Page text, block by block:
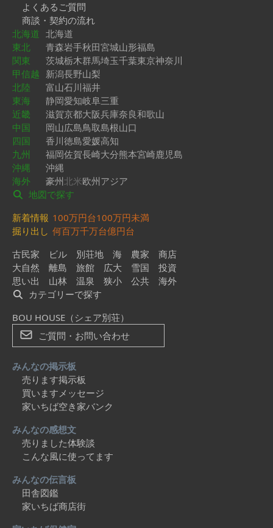
よくあるご質問
商談・契約の流れ
北海道 北海道
東北
青森岩手秋田宮城山形福島
関東
茨城栃木群馬埼玉千葉東京神奈川
甲信越 新潟長野山梨
北陸
富山石川福井
東海
静岡愛知岐阜三重
近畿
滋賀京都大阪兵庫奈良和歌山
中国
岡山広島鳥取島根山口
四国
香川徳島愛媛高知
九州
福岡佐賀長崎大分熊本宮崎鹿児島
沖縄
沖縄
海外
豪州北米欧州アジア
地図で探す
新着情報 100万円台100万円未満
掘り出し 何百万千万台億円台
古民家
ビル 別荘地 海 農家
商店
大自然
離島 旅館 広大 雪国
投資
思い出
山林 温泉 狭小 公共
海外
カテゴリーで探す
BOU HOUSE（シェア別荘）
ご質問・お問い合わせ
みんなの掲示板
売ります掲示板
買いますメッセージ
家いちば空き家バンク
みんなの感想文
売りました体験談
こんな風に使ってます
みんなの伝言板
田舎図鑑
家いちば商店街